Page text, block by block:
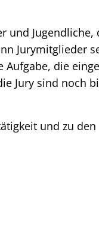
und Jugendliche,
Jurymitglieder
die
Jury sind noch
und zu den